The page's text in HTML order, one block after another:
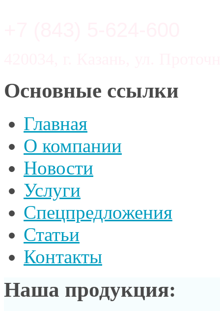
Основные ссылки
Главная
О компании
Новости
Услуги
Спецпредложения
Статьи
Контакты
Наша продукция: